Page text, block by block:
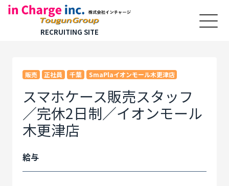
RECRUITING SITE
販売 正社員 千葉 SmaPlaイオンモール木更津店
スマホケース販売スタッフ
／完休2日制／イオンモール
木更津店
給与